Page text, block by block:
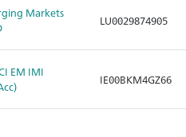
Markets
LU0029874905
EM IMI
IE00BKM4GZ66